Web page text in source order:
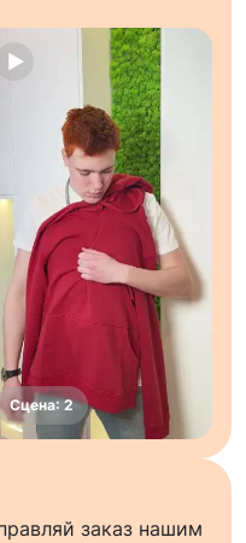
заказ нашим